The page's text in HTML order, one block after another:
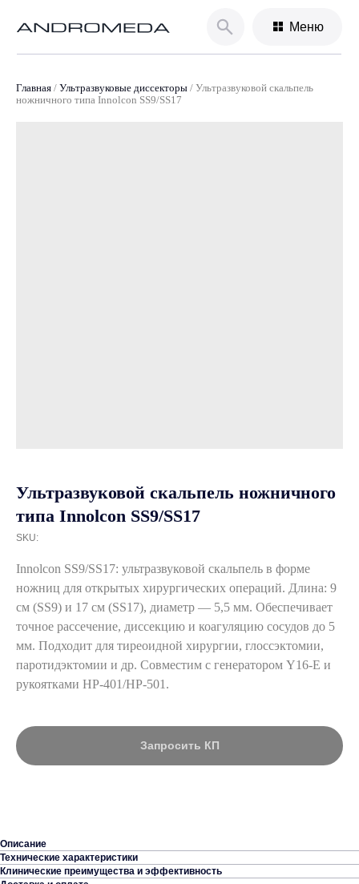
Главная / Ультразвуковые диссекторы / Ультразвуковой скальпель
ножничного типа Innolcon SS9/SS17
Ультразвуковой скальпель ножничного
типа Innolcon SS9/SS17
SKU:
Запросить КП
Innolcon SS9/SS17: ультразвуковой скальпель в форме
ножниц для открытых хирургических операций. Длина: 9
см (SS9) и 17 см (SS17), диаметр — 5,5 мм. Обеспечивает
точное рассечение, диссекцию и коагуляцию сосудов до 5
мм. Подходит для тиреоидной хирургии, глоссэктомии,
паротидэктомии и др. Совместим с генератором Y16‑E и
рукоятками HP‑401/HP‑501.
Описание
Технические характеристики
Клинические преимущества и эффективность